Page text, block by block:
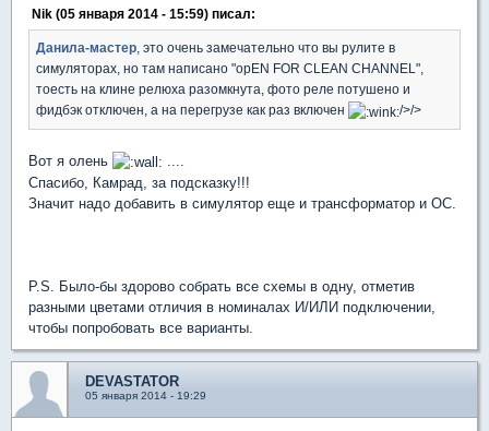
Nik (05 января 2014 - 15:59) писал:
Данила-мастер , это очень замечательно что вы рулите в
симуляторах, но там написано "opEN FOR CLEAN CHANNEL",
тоесть на клине релюха разомкнута, фото реле потушено и
фидбэк отключен, а на перегрузе как раз включен
/>/>
Вот я олень
Спасибо, Камрад, за подсказку!!!
Значит надо добавить в симулятор еще и трансформатор и ОС.
P.S. Было-бы здорово собрать все схемы в одну, отметив
разными цветами отличия в номиналах И/ИЛИ подключении,
чтобы попробовать все варианты.
DEVASTATOR
05 января 2014 - 19:29